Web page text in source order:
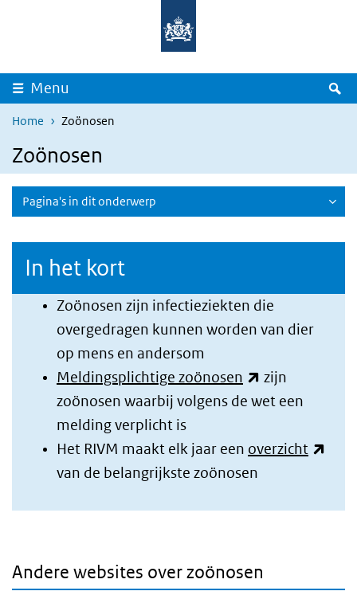
Overslaan en naar de inhoud gaan
Menu
Home Zoönosen
Zoönosen
Pagina's in dit onderwerp
In het kort
Zoönosen zijn infectieziekten die
overgedragen kunnen worden van dier
op mens en andersom
Meldingsplichtige zoönosen
(externe link)
zijn
zoönosen waarbij volgens de wet een
melding verplicht is
Het RIVM maakt elk jaar een overzicht
van de belangrijkste zoönosen
Andere websites over zoönosen